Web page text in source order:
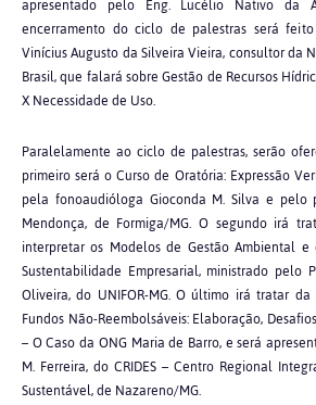
apresentado pelo Eng. Lucélio Nativo da
encerramento do ciclo de palestras será
Vinícius Augusto da Silveira Vieira, consultor da
Brasil, que falará sobre Gestão de Recursos
X Necessidade de Uso.
Paralelamente ao ciclo de palestras, serão
primeiro será o Curso de Oratória: Expressão
pela fonoaudióloga Gioconda M. Silva e pelo
Mendonça, de Formiga/MG. O segundo irá
interpretar os Modelos de Gestão Ambiental
Sustentabilidade Empresarial, ministrado pelo
Oliveira, do UNIFOR-MG. O último irá tratar
Fundos Não-Reembolsáveis: Elaboração,
– O Caso da ONG Maria de Barro, e será
M. Ferreira, do CRIDES – Centro Regional
Sustentável, de Nazareno/MG.